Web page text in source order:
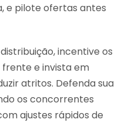
e pilote ofertas antes
incentive os
e invista em
atritos. Defenda sua
os concorrentes
ajustes rápidos de